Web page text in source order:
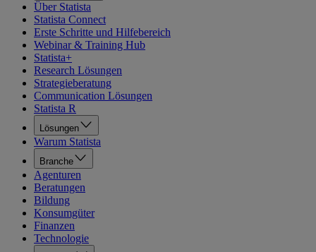
Über Statista
Statista Connect
Erste Schritte und Hilfebereich
Webinar & Training Hub
Statista+
Research Lösungen
Strategieberatung
Communication Lösungen
Statista R
Lösungen
Warum Statista
Branche
Agenturen
Beratungen
Bildung
Konsumgüter
Finanzen
Technologie